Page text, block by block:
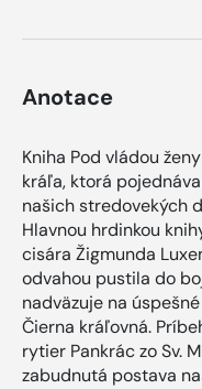
Anotace
Kniha Pod vládou
kráľa, ktorá
našich stredovekých
Hlavnou hrdinkou
cisára Žigmunda
odvahou pustila do
nadväzuje na
Čierna kráľovná.
rytier Pankrác zo Sv.
zabudnutá postava